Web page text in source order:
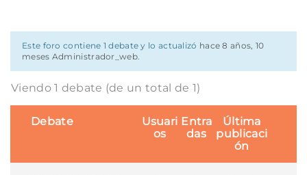
Este foro contiene 1 debate y lo actualizó hace 8 años, 10
meses Administrador_web.
Viendo 1 debate (de un total de 1)
Debate
Usuari
os
Entra
das
Última
publicaci
ón